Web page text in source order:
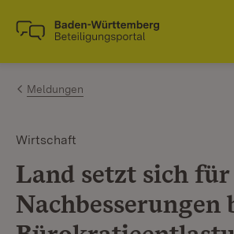
Zum Inhalt springen
Link zur Startseite
Meldungen
Wirtschaft
Land setzt sich für
Nachbesserungen